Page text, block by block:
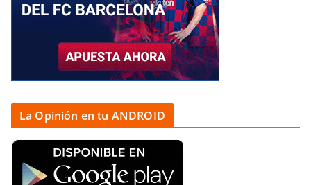
La Opinión en tu ANDROID